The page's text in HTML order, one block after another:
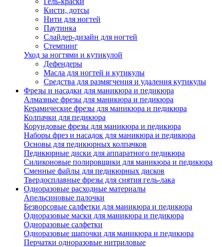
Кисти, дотсы
Нити для ногтей
Паутинка
Слайдер-дизайн для ногтей
Стемпинг
Уход за ногтями и кутикулой
Дефендеры
Масла для ногтей и кутикулы
Средства для размягчения и удаления кутикулы
Фрезы и насадки для маникюра и педикюра
Алмазные фрезы для маникюра и педикюра
Керамические фрезы для маникюра и педикюра
Колпачки для педикюра
Корундовые фрезы для маникюра и педикюра
Наборы фрез и насадок для маникюра и педикюра
Основы для педикюрных колпачков
Педикюрные диски для аппаратного педикюра
Силиконовые полировщики для маникюра и педикюра
Сменные файлы для педикюрных дисков
Твердосплавные фрезы для снятия гель-лака
Одноразовые расходные материалы
Апельсиновые палочки
Безворсовые салфетки для маникюра и педикюра
Одноразовые маски для маникюра и педикюра
Одноразовые салфетки
Одноразовые шапочки для маникюра и педикюра
Перчатки одноразовые нитриловые